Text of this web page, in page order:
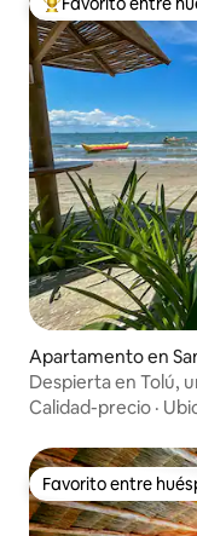
Favorito entre
Apartamento en
Despierta en Tolú,
Calidad-precio ·
Favorito entre
Favorito entre